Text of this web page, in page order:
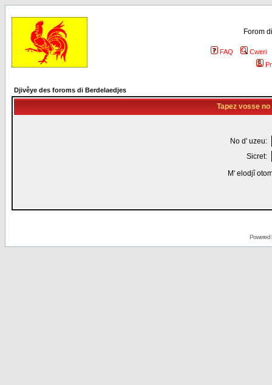
Forom
FAQ
Cweri
Djivêye des foroms di Berdelaedjes
Tapez vosse
No d' uzeu:
Sicret:
M' elodjî
Powered